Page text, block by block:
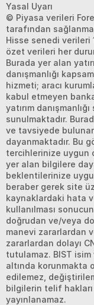
Yasal Uyarı
© Piyasa verileri
tarafından
Hisse senedi verileri
özet verileri her
Burada yer alan
danışmanlığı
hizmeti; aracı
kabul etmeyen
yatırım
sunulmaktadır.
ve tavsiyede
dayanmaktadır. Bu
tercihlerinize uygun
yer alan bilgilere
beklentilerinize
beraber gerek site
kaynaklardaki hata
kullanılması
doğrudan ve/veya
manevi zararlardan
zararlardan dolayı
tutulamaz. BIST
altında korunmakta
edilemez,
bilgilerin telif
yayınlanamaz.